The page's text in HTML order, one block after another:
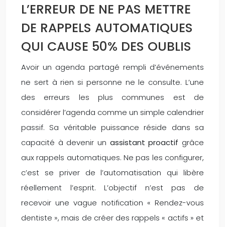
L’ERREUR DE NE PAS METTRE
DE RAPPELS AUTOMATIQUES
QUI CAUSE 50% DES OUBLIS
Avoir un agenda partagé rempli d’événements
ne sert à rien si personne ne le consulte. L’une
des erreurs les plus communes est de
considérer l’agenda comme un simple calendrier
passif. Sa véritable puissance réside dans sa
capacité à devenir un assistant proactif grâce
aux rappels automatiques. Ne pas les configurer,
c’est se priver de l’automatisation qui libère
réellement l’esprit. L’objectif n’est pas de
recevoir une vague notification « Rendez-vous
dentiste », mais de créer des rappels « actifs » et